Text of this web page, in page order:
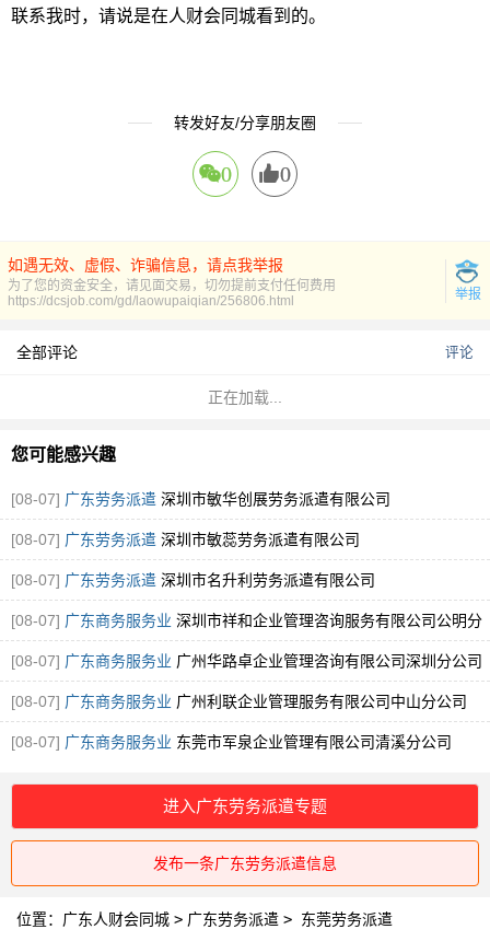
联系我时，请说是在人财会同城看到的。
转发好友/分享朋友圈
0 0
如遇无效、虚假、诈骗信息，请点我举报
为了您的资金安全，请见面交易，切勿提前支付任何费用
举报
https://dcsjob.com/gd/laowupaiqian/256806.html
全部评论 评论
正在加载...
您可能感兴趣
[08-07] 广东劳务派遣 深圳市敏华创展劳务派遣有限公司
[08-07] 广东劳务派遣 深圳市敏蕊劳务派遣有限公司
[08-07] 广东劳务派遣 深圳市名升利劳务派遣有限公司
[08-07] 广东商务服务业 深圳市祥和企业管理咨询服务有限公司公明分
公司
[08-07] 广东商务服务业 广州华路卓企业管理咨询有限公司深圳分公司
[08-07] 广东商务服务业 广州利联企业管理服务有限公司中山分公司
[08-07] 广东商务服务业 东莞市军泉企业管理有限公司清溪分公司
进入广东劳务派遣专题
发布一条广东劳务派遣信息
位置： 广东人财会同城 > 广东劳务派遣 > 东莞劳务派遣